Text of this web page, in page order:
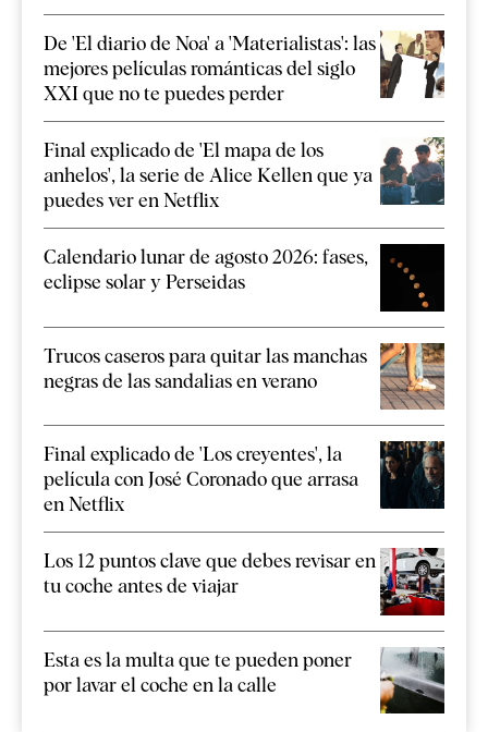
De 'El diario de Noa' a 'Materialistas': las
mejores películas románticas del siglo
XXI que no te puedes perder
Final explicado de 'El mapa de los
anhelos', la serie de Alice Kellen que ya
puedes ver en Netflix
Calendario lunar de agosto 2026: fases,
eclipse solar y Perseidas
Trucos caseros para quitar las manchas
negras de las sandalias en verano
Final explicado de 'Los creyentes', la
película con José Coronado que arrasa
en Netflix
Los 12 puntos clave que debes revisar en
tu coche antes de viajar
Esta es la multa que te pueden poner
por lavar el coche en la calle